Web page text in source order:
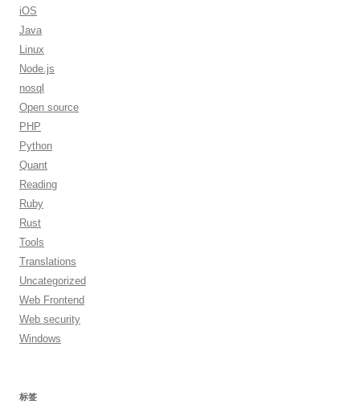
iOS
Java
Linux
Node.js
nosql
Open source
PHP
Python
Quant
Reading
Ruby
Rust
Tools
Translations
Uncategorized
Web Frontend
Web security
Windows
标签